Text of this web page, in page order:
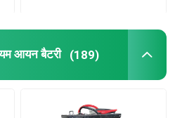
आयन बैटरी (189)